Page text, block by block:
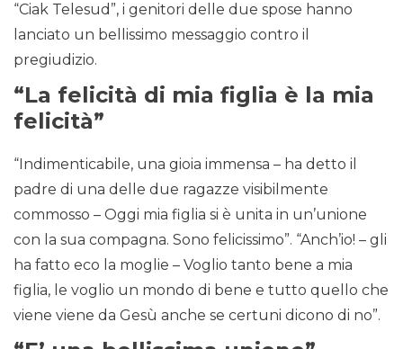
“Ciak Telesud”, i genitori delle due spose hanno
lanciato un bellissimo messaggio contro il
pregiudizio.
“La felicità di mia figlia è la mia
felicità”
“Indimenticabile, una gioia immensa – ha detto il
padre di una delle due ragazze visibilmente
commosso – Oggi mia figlia si è unita in un’unione
con la sua compagna. Sono felicissimo”. “Anch’io! – gli
ha fatto eco la moglie – Voglio tanto bene a mia
figlia, le voglio un mondo di bene e tutto quello che
viene viene da Gesù anche se certuni dicono di no”.